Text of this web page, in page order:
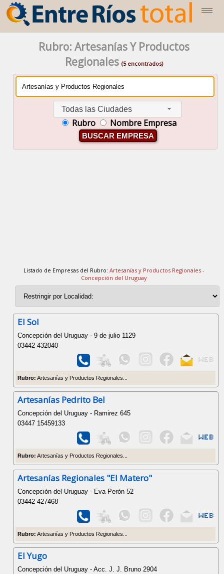
Rubro: Artesanías Y Productos
Regionales(5 encontrados)
Todas las Ciudades
Rubro Nombre Empresa
BUSCAR EMPRESA
Listado de Empresas del Rubro:Artesanías y Productos Regionales -
Concepción del Uruguay
El Sol
Concepción del Uruguay - 9 de julio 1129
03442 432040
Rubro: Artesanías y Productos Regionales...
Artesanías Pedrito Bel
Concepción del Uruguay - Ramirez 645
03447 15459133
Rubro: Artesanías y Productos Regionales...
Artesanías Regionales "El Matero"
Concepción del Uruguay - Eva Perón 52
03442 427468
Rubro: Artesanías y Productos Regionales...
El Yugo
Concepción del Uruguay - Acc. J. J. Bruno 2904